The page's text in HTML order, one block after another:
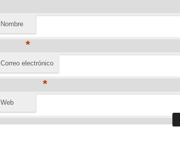
Nombre
*
Correo electrónico
*
Web